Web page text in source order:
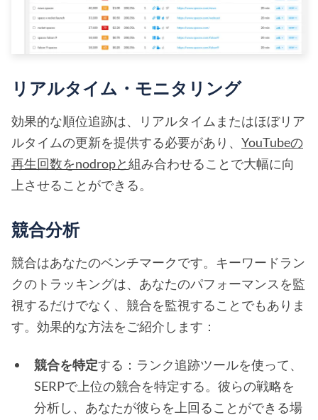
リアルタイム・モニタリング
効果的な順位追跡は、リアルタイムまたはほぼリア
ルタイムの更新を提供する必要があり、 YouTubeの
再生回数をnodropと組み合わせることで大幅に向
上させることができる。
競合分析
競合はあなたのベンチマークです。キーワードラン
クのトラッキングは、あなたのパフォーマンスを監
視するだけでなく、競合を監視することでもありま
す。効果的な方法をご紹介します：
競合を特定する：ランク追跡ツールを使って、
SERPで上位の競合を特定する。彼らの戦略を
分析し、あなたが彼らを上回ることができる場